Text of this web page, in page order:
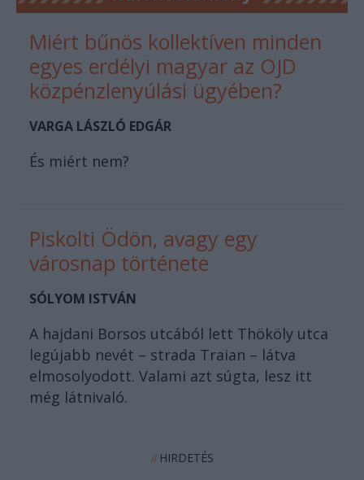
Miért bűnös kollektíven minden
egyes erdélyi magyar az OJD
közpénzlenyúlási ügyében?
VARGA LÁSZLÓ EDGÁR
És miért nem?
Piskolti Ödön, avagy egy
városnap története
SÓLYOM ISTVÁN
A hajdani Borsos utcából lett Thököly utca
legújabb nevét – strada Traian – látva
elmosolyodott. Valami azt súgta, lesz itt
még látnivaló.
//HIRDETÉS